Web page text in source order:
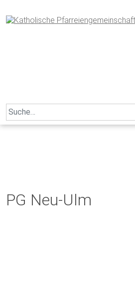
to
content
Search
for:
PG Neu-Ulm